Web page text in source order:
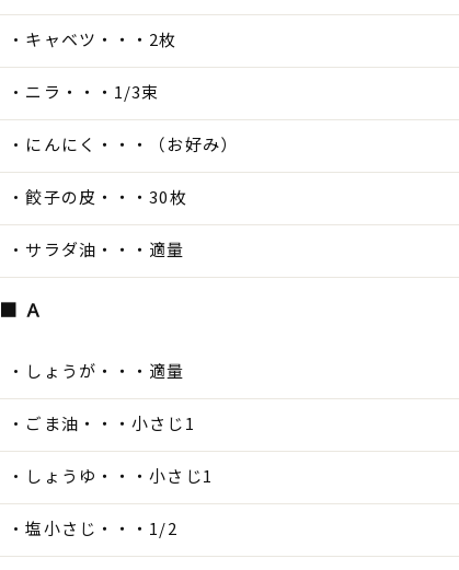
キャベツ・・・2枚
ニラ・・・1/3束
にんにく・・・（お好み）
餃子の皮・・・30枚
サラダ油・・・適量
■ Ａ
しょうが・・・適量
ごま油・・・小さじ1
しょうゆ・・・小さじ1
塩小さじ・・・1/2